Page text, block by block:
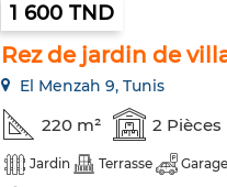
1 600 TND
Rez de jardin de
El Menzah 9, Tunis
220 m² 2 Pièces
Jardin Terrasse Garage